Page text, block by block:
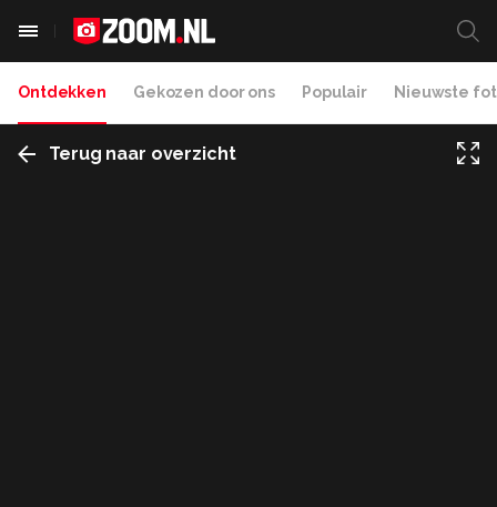
Ontdekken Gekozen door ons Populair Nieuwste
Terug naar overzicht